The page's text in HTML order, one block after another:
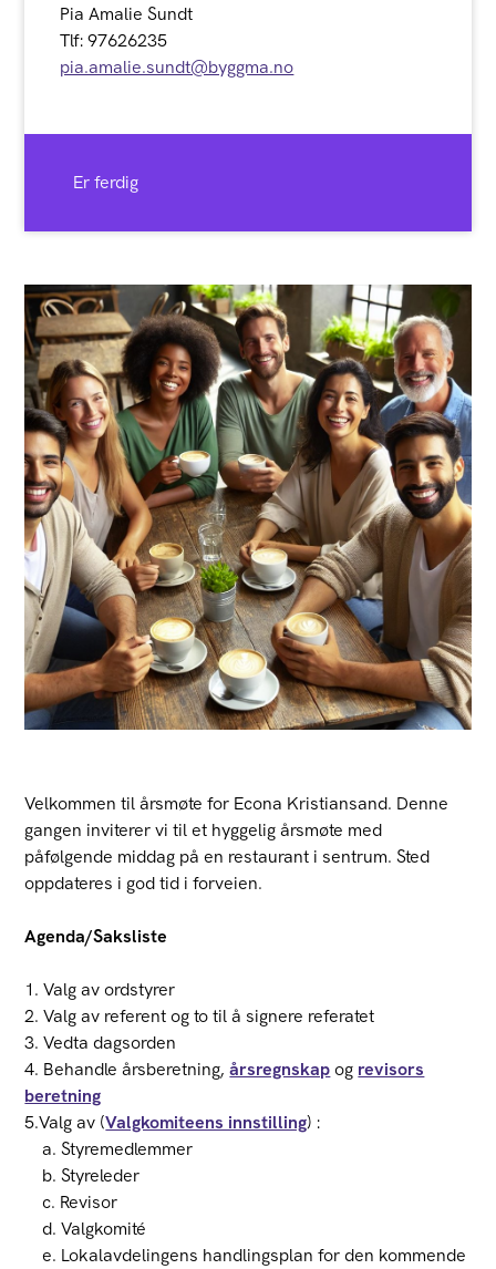
Pia Amalie Sundt
Tlf: 97626235
pia.amalie.sundt@byggma.no
Er ferdig
Velkommen til årsmøte for Econa Kristiansand. Denne
gangen inviterer vi til et hyggelig årsmøte med
påfølgende middag på en restaurant i sentrum. Sted
oppdateres i god tid i forveien.
Agenda/Saksliste
1. Valg av ordstyrer
2. Valg av referent og to til å signere referatet
3. Vedta dagsorden
4. Behandle årsberetning,årsregnskapog revisors
beretning
5.Valg av (Valgkomiteens innstilling) :
a. Styremedlemmer
b. Styreleder
c. Revisor
d. Valgkomité
e. Lokalavdelingens handlingsplan for den kommende